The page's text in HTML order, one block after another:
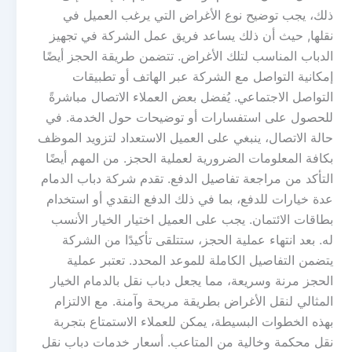
ذلك، يجب توضيح نوع الأغراض التي يرغب العميل في
نقلها, حيث أن ذلك يساعد فريق عمل الشركة في تجهيز
الدباب المناسب لتلك الأغراض. تتضمن طريقة الحجز أيضًا
إمكانية التواصل مع الشركة عبر الهاتف أو تطبيقات
التواصل الاجتماعي. يُفضل بعض العملاء الاتصال مباشرةً
للحصول على استفسارات أو توضيحات حول الخدمة. في
حالة الاتصال، ينبغي على العميل الاستعداد لتزويد الموظف
بكافة المعلومات الضرورية لعملية الحجز. من المهم أيضًا
التأكد من مراجعة تفاصيل الدفع. تقدم شركة دباب الدمام
عدة خيارات للدفع، بما في ذلك الدفع النقدي أو استخدام
بطاقات الائتمان. يجب على العميل اختيار الخيار الأنسب
له. بعد انتهاء عملية الحجز، ستتلقى تأكيدًا من الشركة
يتضمن التفاصيل الكاملة للموعد المحدد. تعتبر عملية
الحجز مرنة وسريعة، مما يجعل دباب نقل بالدمام الخيار
المثالي لنقل الأغراض بطريقة مريحة وآمنة. مع الالتزام
بهذه الخطوات البسيطة، يمكن للعملاء الاستمتاع بتجربة
نقل محكمة وخالية من المتاعب. أسعار خدمات دباب نقل